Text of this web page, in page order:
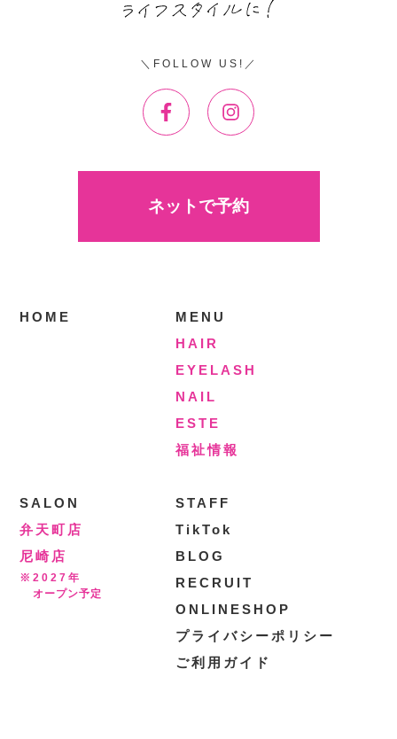
FOLLOW US!
ネットで予約
HOME
MENU
HAIR
EYELASH
NAIL
ESTE
福祉情報
SALON
弁天町店
尼崎店
※2027年
オープン予定
STAFF
TikTok
BLOG
RECRUIT
ONLINESHOP
プライバシーポリシー
ご利用ガイド